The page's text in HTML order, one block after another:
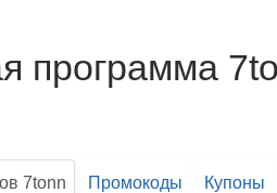
программа
7tonn Промокоды Купоны